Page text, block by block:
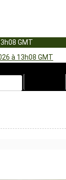
à 13h08 GMT
GMT